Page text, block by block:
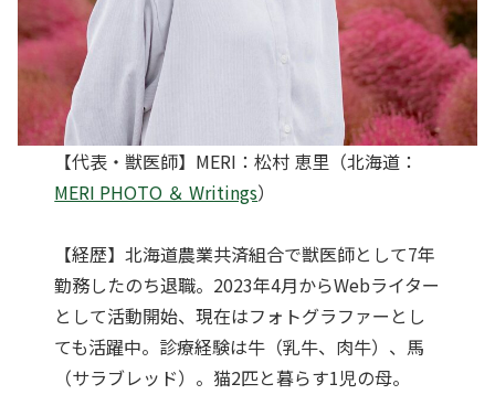
【代表・獣医師】MERI：松村 恵里（北海道：
MERI PHOTO ＆ Writings）
【経歴】北海道農業共済組合で獣医師として7年
勤務したのち退職。2023年4月からWebライター
として活動開始、現在はフォトグラファーとし
ても活躍中。診療経験は牛（乳牛、肉牛）、馬
（サラブレッド）。猫2匹と暮らす1児の母。